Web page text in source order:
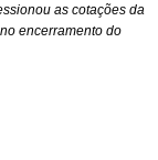
as cotações da
encerramento do